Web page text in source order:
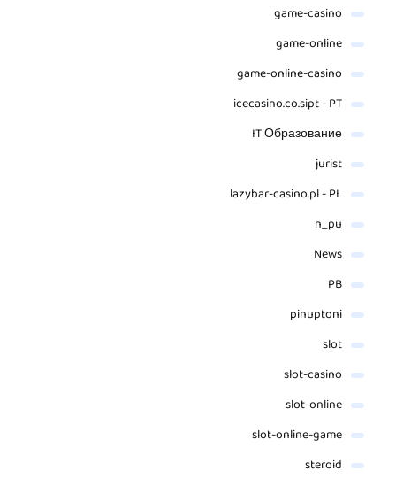
game-casino
game-online
game-online-casino
icecasino.co.sipt - PT
IT Образование
jurist
lazybar-casino.pl - PL
n_pu
News
PB
pinuptoni
slot
slot-casino
slot-online
slot-online-game
steroid